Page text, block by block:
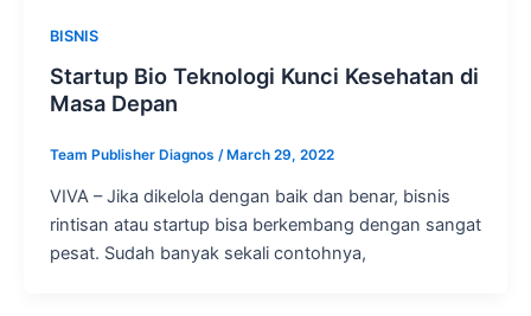
BISNIS
Startup Bio Teknologi Kunci Kesehatan di
Masa Depan
Team Publisher Diagnos / March 29, 2022
VIVA – Jika dikelola dengan baik dan benar, bisnis
rintisan atau startup bisa berkembang dengan sangat
pesat. Sudah banyak sekali contohnya,